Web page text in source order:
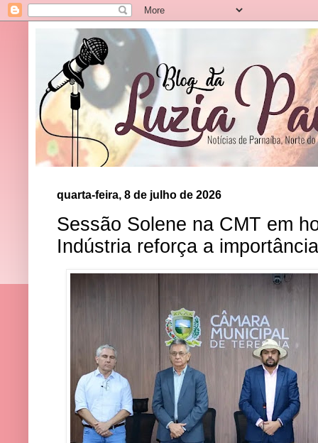
quarta-feira, 8 de julho de 2026
Sessão Solene na CMT em
Indústria reforça a